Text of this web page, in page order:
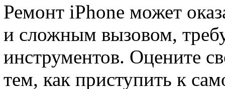
Ремонт iPhone может
и сложным вызовом,
инструментов. Оцените
тем, как приступить к